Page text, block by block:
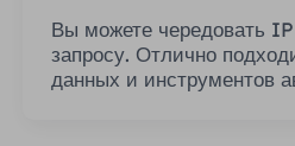
Вы можете чередовать
запросу. Отлично
данных и инструментов